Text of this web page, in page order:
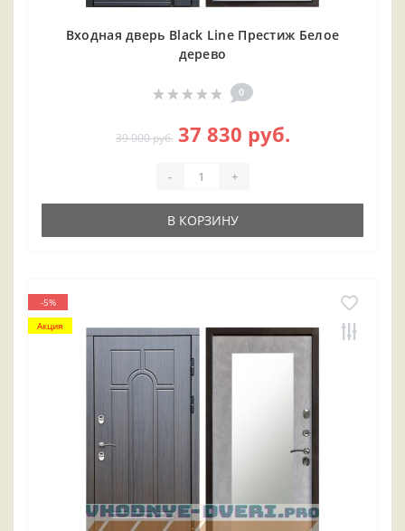
Входная дверь Black Line Престиж Белое
дерево
0
39 000 руб. 37 830 руб.
- +
В КОРЗИНУ
-5%
Акция